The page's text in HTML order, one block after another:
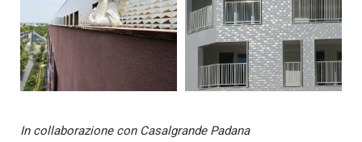
In collaborazione con Casalgrande Padana